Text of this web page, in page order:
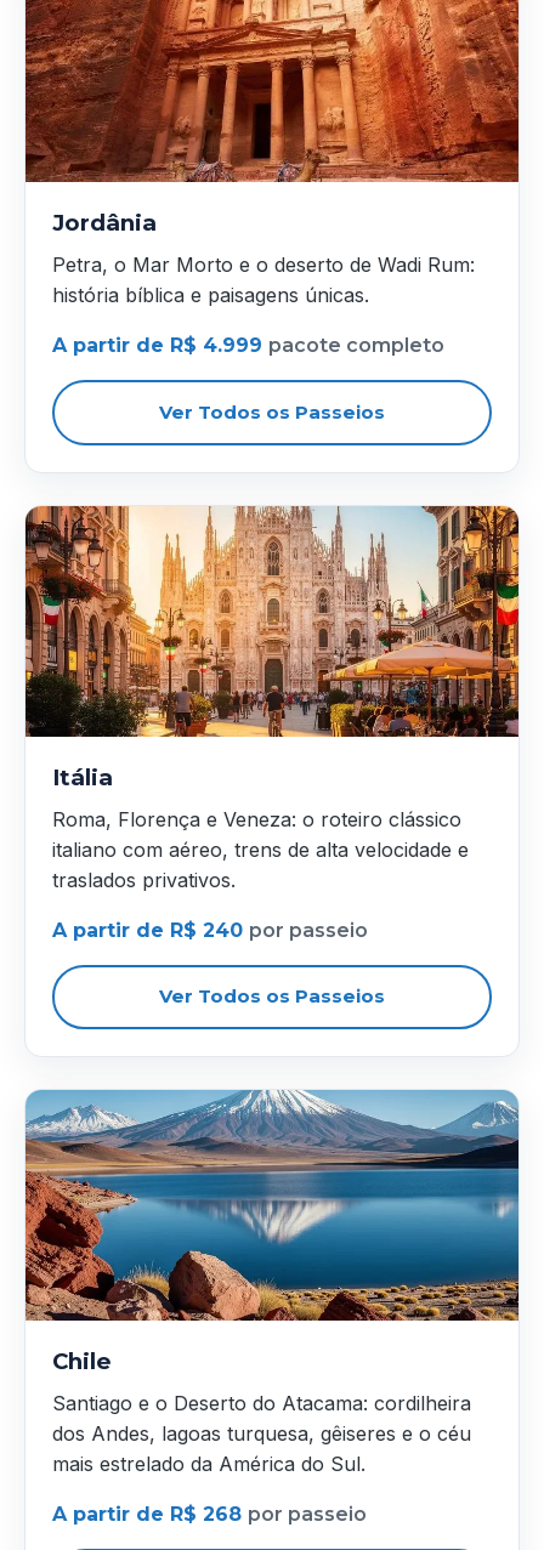
Jordânia
Petra, o Mar Morto e o deserto de Wadi Rum:
história bíblica e paisagens únicas.
A partir de R$ 4.999 pacote completo
Ver Todos os Passeios
Itália
Roma, Florença e Veneza: o roteiro clássico
italiano com aéreo, trens de alta velocidade e
traslados privativos.
A partir de R$ 240 por passeio
Ver Todos os Passeios
Chile
Santiago e o Deserto do Atacama: cordilheira
dos Andes, lagoas turquesa, gêiseres e o céu
mais estrelado da América do Sul.
A partir de R$ 268 por passeio